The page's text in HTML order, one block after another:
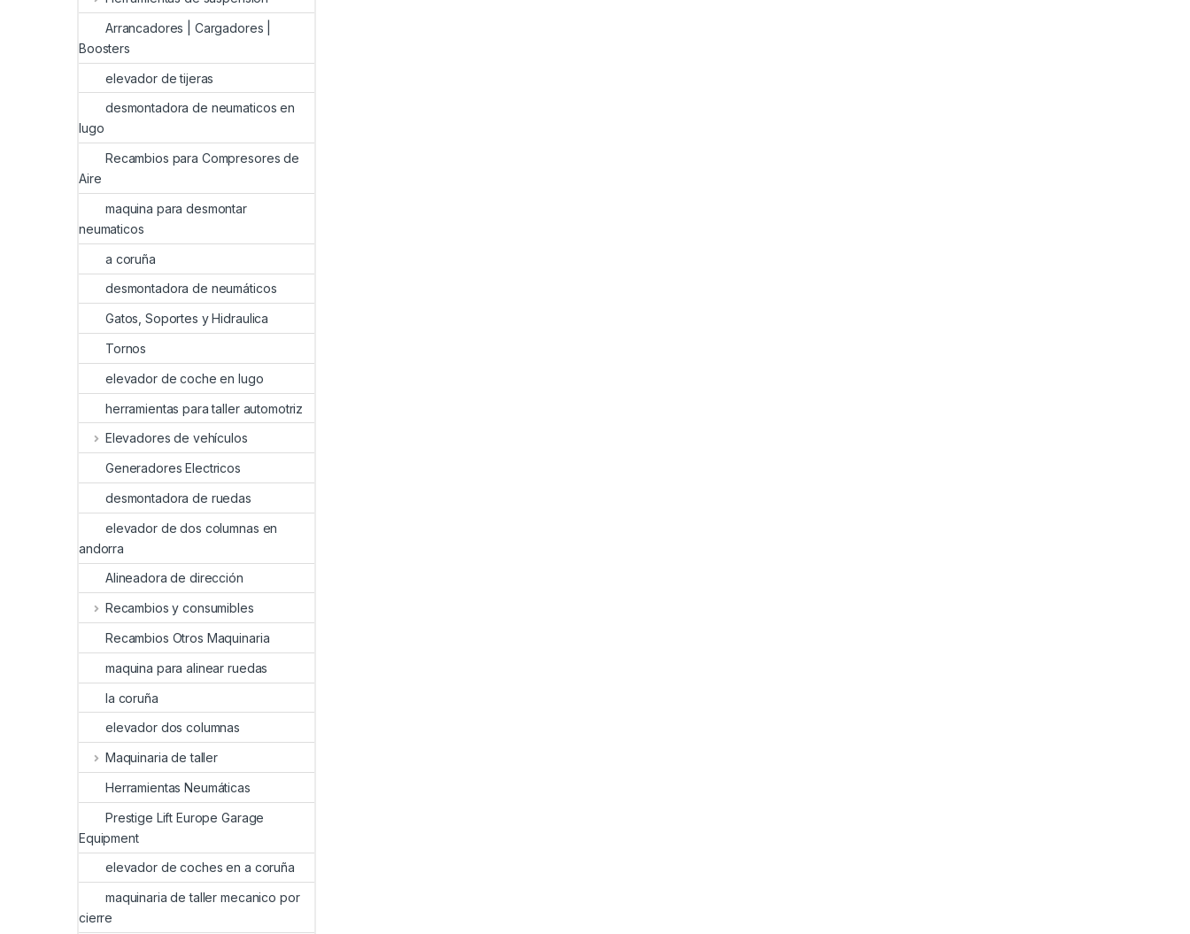
Arrancadores | Cargadores |
Boosters
elevador de tijeras
desmontadora de neumaticos en
lugo
Recambios para Compresores de
Aire
maquina para desmontar
neumaticos
a coruña
desmontadora de neumáticos
Gatos, Soportes y Hidraulica
Tornos
elevador de coche en lugo
herramientas para taller automotriz
Elevadores de vehículos
Generadores Electricos
desmontadora de ruedas
elevador de dos columnas en
andorra
Alineadora de dirección
Recambios y consumibles
Recambios Otros Maquinaria
maquina para alinear ruedas
la coruña
elevador dos columnas
Maquinaria de taller
Herramientas Neumáticas
Prestige Lift Europe Garage
Equipment
elevador de coches en a coruña
maquinaria de taller mecanico por
cierre